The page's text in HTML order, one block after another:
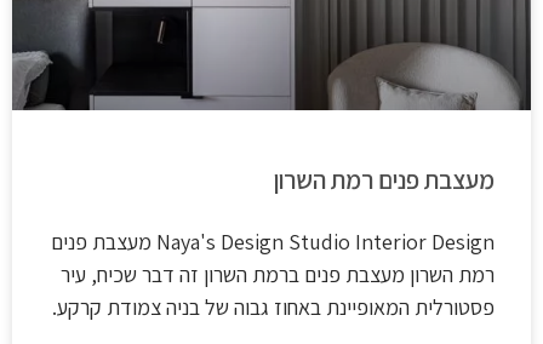
מעצבת פנים רמת השרון
Naya's Design Studio​ Interior Design מעצבת פנים
רמת השרון מעצבת פנים ברמת השרון זה דבר שכיח, עיר
פסטורלית המאופיינת באחוז גבוה של בניה צמודת קרקע.